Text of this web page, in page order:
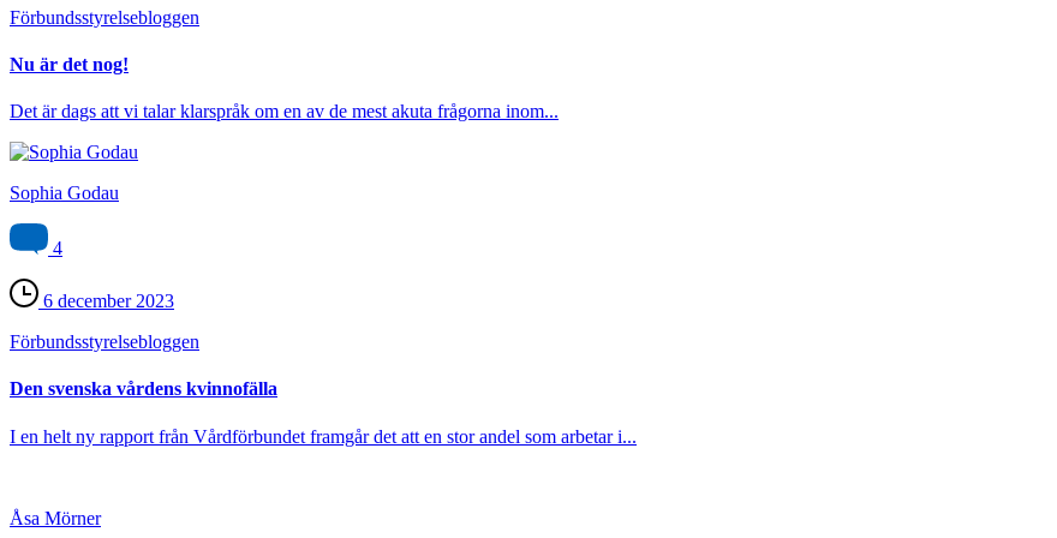
Förbundsstyrelse­bloggen
Nu är det nog!
Det är dags att vi talar klarspråk om en av de mest akuta frågorna inom...
Sophia Godau
4
6 december 2023
Förbundsstyrelse­bloggen
Den svenska vårdens kvinnofälla
I en helt ny rapport från Vårdförbundet framgår det att en stor andel som arbetar i...
Åsa Mörner